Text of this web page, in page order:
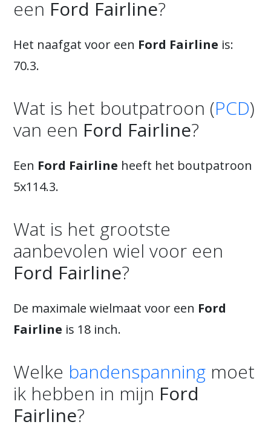
een Ford Fairline?
Het naafgat voor een Ford Fairline is:
70.3.
Wat is het boutpatroon (PCD)
van een Ford Fairline?
Een Ford Fairline heeft het boutpatroon
5x114.3.
Wat is het grootste
aanbevolen wiel voor een
Ford Fairline?
De maximale wielmaat voor een Ford
Fairline is 18 inch.
Welke bandenspanning moet
ik hebben in mijn Ford
Fairline?